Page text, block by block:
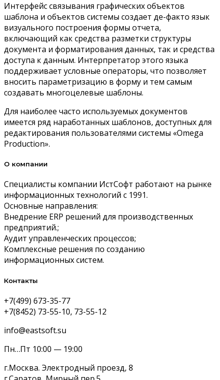
Интерфейс связывания графических объектов
шаблона и объектов системы создает де-факто язык
визуального построения формы отчета,
включающий как средства разметки структуры
документа и форматирования данных, так и средства
доступа к данным. Интерпретатор этого языка
поддерживает условные операторы, что позволяет
вносить параметризацию в форму и тем самым
создавать многоцелевые шаблоны.
Для наиболее часто используемых документов
имеется ряд наработанных шаблонов, доступных для
редактирования пользователями системы «Omega
Production».
О компании
Специалисты компании ИстСофт работают на рынке
информационных технологий с 1991.
Основные направления:
Внедрение ERP решений для производственных
предприятий.;
Аудит управленческих процессов;
Комплексные решения по созданию
информационных систем.
Контакты
+7(499) 673-35-77
+7(8452) 73-55-10, 73-55-12
info@eastsoft.su
Пн…Пт 10:00 — 19:00
г.Москва. Электродный проезд, 8